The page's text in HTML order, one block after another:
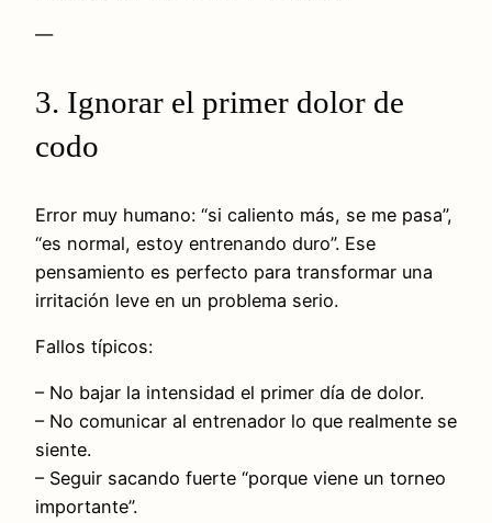
—
3. Ignorar el primer dolor de
codo
Error muy humano: “si caliento más, se me pasa”,
“es normal, estoy entrenando duro”. Ese
pensamiento es perfecto para transformar una
irritación leve en un problema serio.
Fallos típicos:
– No bajar la intensidad el primer día de dolor.
– No comunicar al entrenador lo que realmente se
siente.
– Seguir sacando fuerte “porque viene un torneo
importante”.